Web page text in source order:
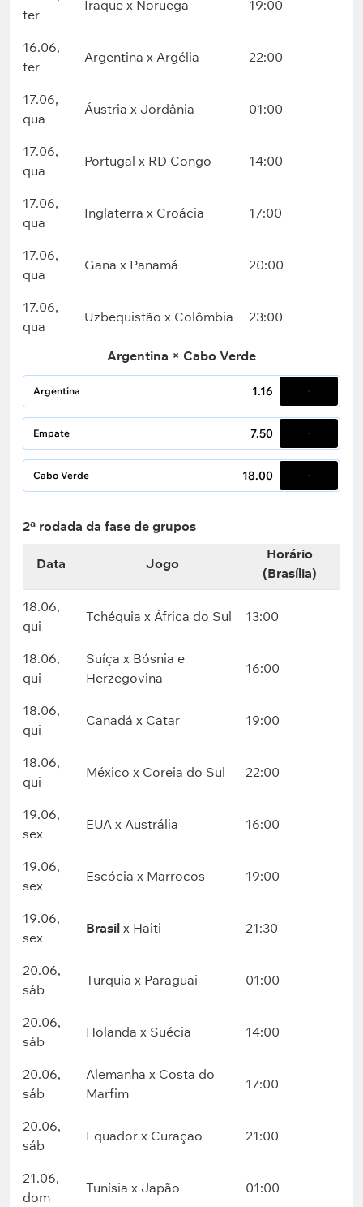
ter
Iraque x Noruega 19:00
16.06,
ter
Argentina x Argélia 22:00
17.06,
qua
Áustria x Jordânia 01:00
17.06,
qua
Portugal x RD Congo 14:00
17.06,
qua
Inglaterra x Croácia 17:00
17.06,
qua
Gana x Panamá 20:00
17.06,
qua
Uzbequistão x Colômbia 23:00
Argentina × Cabo Verde
Argentina 1.16
Empate 7.50
Cabo Verde 18.00
2ª rodada da fase de grupos
Data Jogo
Horário
(Brasília)
18.06,
qui
Tchéquia x África do Sul 13:00
18.06,
qui
Suíça x Bósnia e
Herzegovina
16:00
18.06,
qui
Canadá x Catar 19:00
18.06,
qui
México x Coreia do Sul 22:00
19.06,
sex
EUA x Austrália 16:00
19.06,
sex
Escócia x Marrocos 19:00
19.06,
sex
Brasil x Haiti 21:30
20.06,
sáb
Turquia x Paraguai 01:00
20.06,
sáb
Holanda x Suécia 14:00
20.06,
sáb
Alemanha x Costa do
Marfim
17:00
20.06,
sáb
Equador x Curaçao 21:00
21.06,
dom
Tunísia x Japão 01:00